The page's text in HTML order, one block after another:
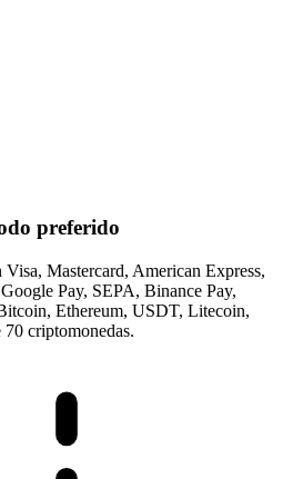
preferido
Mastercard, American Express,
Pay, SEPA, Binance Pay,
Ethereum, USDT, Litecoin,
70 criptomonedas.